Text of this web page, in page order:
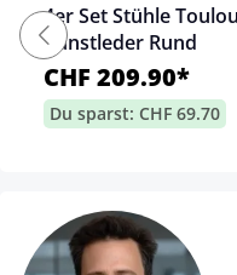
4er Set Stühle
Kunstleder Rund
CHF 209.90*
Du sparst: CHF 69.70